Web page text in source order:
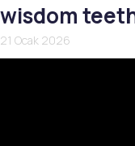
wisdom
21 Ocak 2026